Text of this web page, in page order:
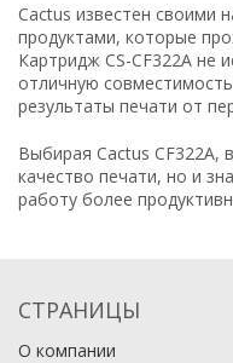
Cactus известен своими
продуктами, которые
Картридж CS-CF322A не
отличную
результаты печати от
Выбирая Cactus CF322A,
качество печати, но и
работу более
СТРАНИЦЫ
О компании